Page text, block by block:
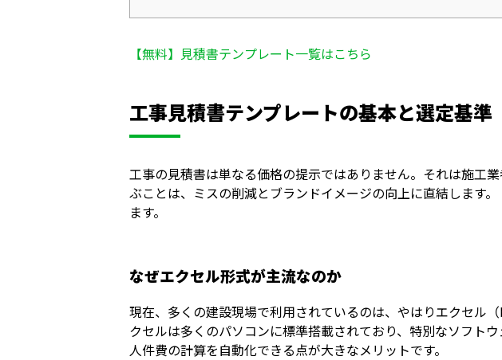
【無料】見積書テンプレート一覧はこちら
工事見積書テンプレートの基本と選定基準
工事の見積書は単なる価格の提示ではありません。それは施工
ぶことは、ミスの削減とブランドイメージの向上に直結します
ます。
なぜエクセル形式が主流なのか
現在、多くの建設現場で利用されているのは、やはりエクセル
クセルは多くのパソコンに標準搭載されており、特別なソフト
人件費の計算を自動化できる点が大きなメリットです。